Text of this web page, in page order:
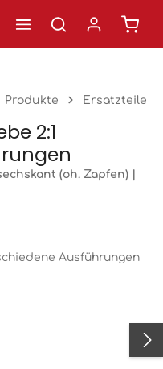
Produkte Ersatzteile
2:1
(oh. Zapfen) |